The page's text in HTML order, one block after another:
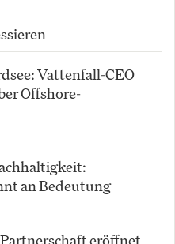
Vattenfall-CEO
Offshore-
an Bedeutung
eröffnet